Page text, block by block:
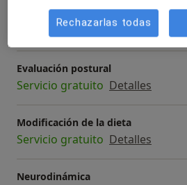
Asistencia a la mujer en el postparto
Servicio gratuito Detalles
Evaluación postural
Servicio gratuito Detalles
Modificación de la dieta
Servicio gratuito Detalles
Neurodinámica
Rechazarlas todas